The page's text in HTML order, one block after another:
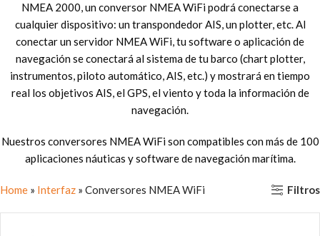
NMEA 2000, un conversor NMEA WiFi podrá conectarse a
cualquier dispositivo: un transpondedor AIS, un plotter, etc. Al
conectar un servidor NMEA WiFi, tu software o aplicación de
navegación se conectará al sistema de tu barco (chart plotter,
instrumentos, piloto automático, AIS, etc.) y mostrará en tiempo
real los objetivos AIS, el GPS, el viento y toda la información de
navegación.
Nuestros conversores NMEA WiFi son compatibles con más de 100
aplicaciones náuticas y software de navegación marítima.
Home » Interfaz » Conversores NMEA WiFi Filtros